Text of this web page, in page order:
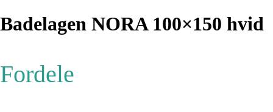
Badelagen NORA 100×150 hvid
Fordele